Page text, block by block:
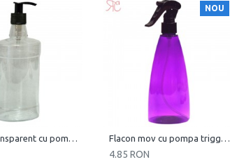
Flacon transparent cu pompa dozatoare, 500 ml
NOU
Flacon mov cu pompa trigger, 250 ml
4.85 RON